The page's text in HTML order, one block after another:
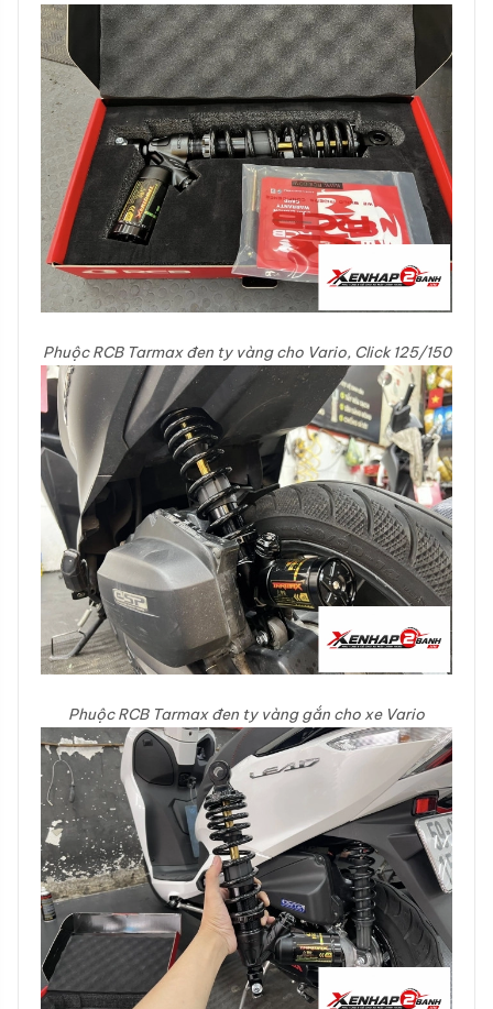
Phuộc RCB Tarmax đen ty vàng cho Vario, Click 125/150
Phuộc RCB Tarmax đen ty vàng gắn cho xe Vario